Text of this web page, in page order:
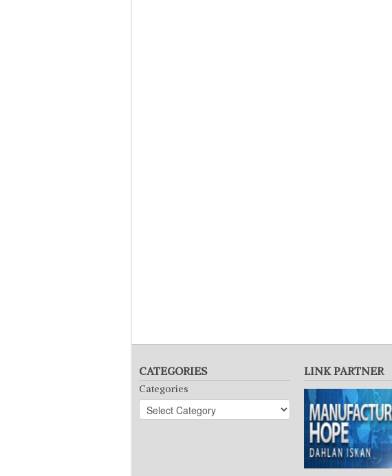
CATEGORIES
Categories
LINK PARTNER